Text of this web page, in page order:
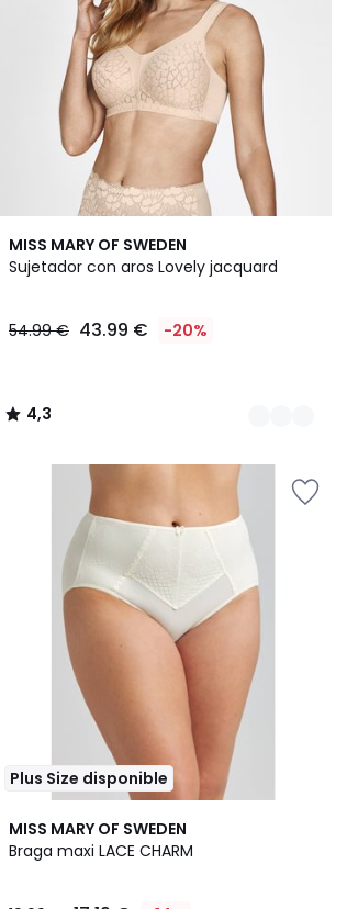
MISS MARY OF SWEDEN
Sujetador con aros Lovely jacquard
54.99 € 43.99 € -20%
4,3
/ 5
2
Colores
4,3
/
Plus Size disponible
MISS MARY OF SWEDEN
Braga maxi LACE CHARM